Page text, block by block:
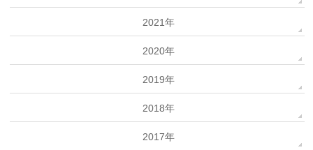
2021年
2020年
2019年
2018年
2017年